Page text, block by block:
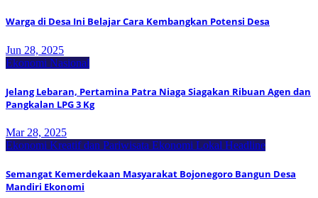
Warga di Desa Ini Belajar Cara Kembangkan Potensi Desa
Jun 28, 2025
Ekonomi Nasional
Jelang Lebaran, Pertamina Patra Niaga Siagakan Ribuan Agen dan
Pangkalan LPG 3 Kg
Mar 28, 2025
Ekonomi Kreatif dan Pariwisata Ekonomi Lokal Headline
Semangat Kemerdekaan Masyarakat Bojonegoro Bangun Desa
Mandiri Ekonomi